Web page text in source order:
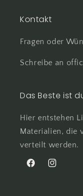
Kontakt
Fragen oder
Schreibe an
Das Beste ist
Hier entstehen
Materialien, die
verteilt werden.
FacebookInstagram